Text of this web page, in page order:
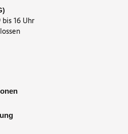
9 bis 16 Uhr